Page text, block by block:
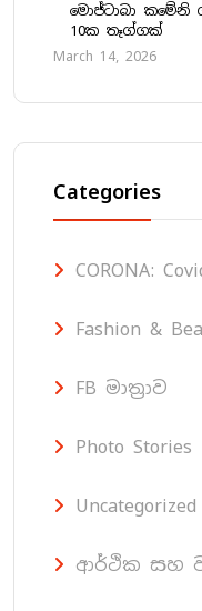
මොජ්ටාබා
10ක තෑග්ගක්
March 14, 2026
Categories
CORONA:
Fashion &
FB මාත්‍රාව
Photo Stories
Uncategorized
ආර්ථික සහ